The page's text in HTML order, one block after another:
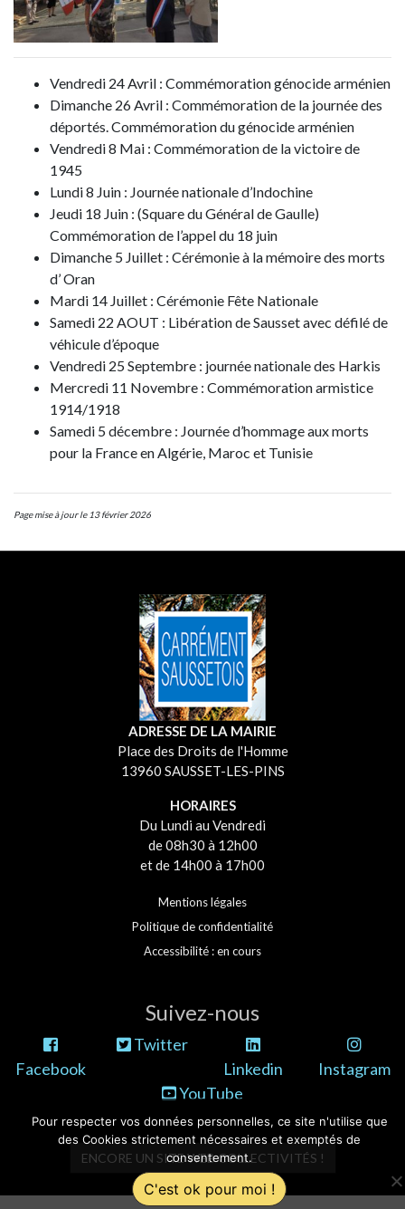
Vendredi 24 Avril : Commémoration génocide arménien
Dimanche 26 Avril : Commémoration de la journée des
déportés. Commémoration du génocide arménien
Vendredi 8 Mai : Commémoration de la victoire de
1945
Lundi 8 Juin : Journée nationale d’Indochine
Jeudi 18 Juin : (Square du Général de Gaulle)
Commémoration de l’appel du 18 juin
Dimanche 5 Juillet : Cérémonie à la mémoire des morts
d’ Oran
Mardi 14 Juillet : Cérémonie Fête Nationale
Samedi 22 AOUT : Libération de Sausset avec défilé de
véhicule d’époque
Vendredi 25 Septembre : journée nationale des Harkis
Mercredi 11 Novembre : Commémoration armistice
1914/1918
Samedi 5 décembre : Journée d’hommage aux morts
pour la France en Algérie, Maroc et Tunisie
Page mise à jour le 13 février 2026
ADRESSE DE LA MAIRIE
Place des Droits de l'Homme
13960 SAUSSET-LES-PINS
HORAIRES
Du Lundi au Vendredi
de 08h30 à 12h00
et de 14h00 à 17h00
Mentions légales
Politique de confidentialité
Accessibilité : en cours
Suivez-nous
Facebook
Twitter
Linkedin
Instagram
YouTube
ENCORE UN SITE WEB COLLECTIVITÉS !
Pour respecter vos données personnelles, ce site n'utilise que
des Cookies strictement nécessaires et exemptés de
consentement.
C'est ok pour moi !